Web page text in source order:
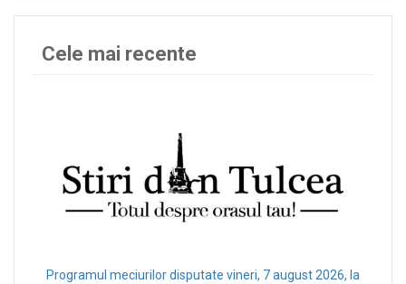
Cele mai recente
Programul meciurilor disputate vineri, 7 august 2026, la